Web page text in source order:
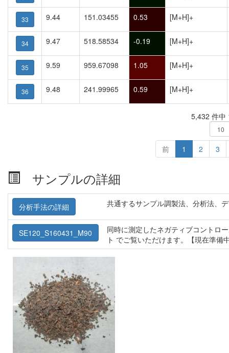
33 9.44 151.03455 0.53 [M+H]+
34 9.47 518.58534 -0.19 [M+H]+
35 9.59 959.67098 1.05 [M+H]+
36 9.48 241.99965 0.59 [M+H]+
5,432 件中
前 1 2 3
サンプルの詳細
分析手法の詳細 共通するサンプル調製法、分析法、
SE120_S160431_M90
同時に測定したネガティブコントロ
ト でご覧いただけます。【現在準備